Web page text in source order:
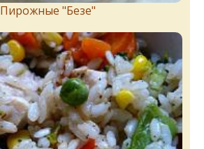
Пирожныe "Бeзe"